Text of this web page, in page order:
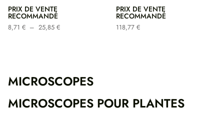
MICROSCOPES
MICROSCOPES POUR PLANTES
PRIX DE VENTE
RECOMMANDÉ
8,71 € – 25,85 €Plage
25,85 €
PRIX DE VENTE
RECOMMANDÉ
118,77 €